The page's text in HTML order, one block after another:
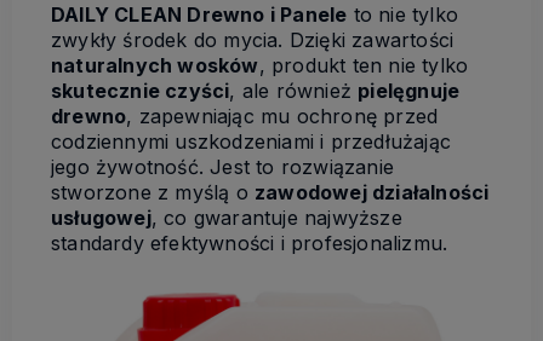
DAILY CLEAN Drewno i Panele to nie tylko
zwykły środek do mycia. Dzięki zawartości
naturalnych wosków, produkt ten nie tylko
skutecznie czyści, ale również pielęgnuje
drewno, zapewniając mu ochronę przed
codziennymi uszkodzeniami i przedłużając
jego żywotność. Jest to rozwiązanie
stworzone z myślą o zawodowej działalności
usługowej, co gwarantuje najwyższe
standardy efektywności i profesjonalizmu.